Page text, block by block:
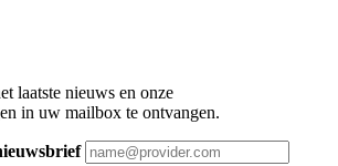
laatste nieuws en onze
in uw mailbox te ontvangen.